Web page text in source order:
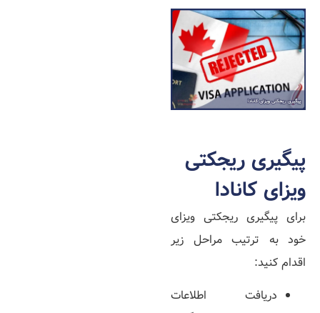
پیگیری ریجکتی
ویزای کانادا
برای پیگیری ریجکتی ویزای
خود به ترتیب مراحل زیر
اقدام کنید:
دریافت اطلاعات